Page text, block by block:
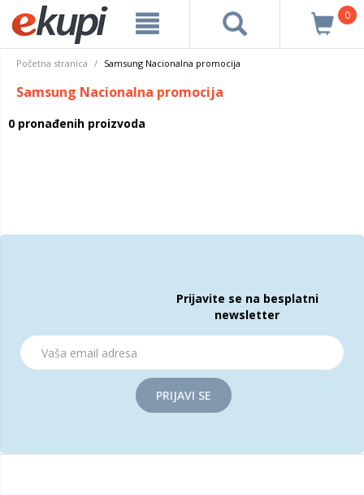
0
Početna stranica Samsung Nacionalna promocija
Samsung Nacionalna promocija
0 pronađenih proizvoda
Prijavite se na besplatni
newsletter
PRIJAVI SE